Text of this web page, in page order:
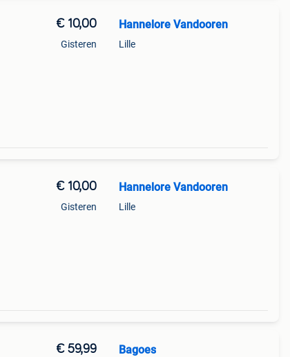
€ 10,00
Gisteren
Hannelore Vandooren
Lille
€ 10,00
Gisteren
Hannelore Vandooren
Lille
€ 59,99 Bagoes